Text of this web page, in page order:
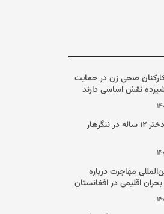
صحی زن در حمایت
شیرده نقش اساسی دارند
جسد یک دختر ۱۲ ساله در ننگرهار
مهاجرت درباره
اقلیمی در افغانستان